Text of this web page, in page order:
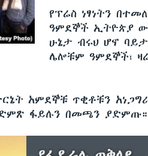
የፕሬስ ነፃነትን
ዓምደኞች ኢትዮጵያ
ሁኔታ ብሩህ ሆኖ
ሌሎቹም ዓምደኞች፣
አምደኞቹ ጥቂቶቹን አነጋግራ
ፋይሉን በመጫን ያድምጡ።